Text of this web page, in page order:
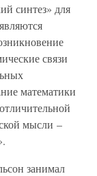
синтез» для
связи
математики
мысли –
занимал